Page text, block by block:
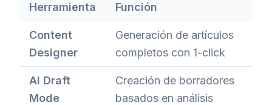
Herramienta Función
Content
Designer
Generación de artículos
completos con 1-click
AI Draft
Mode
Creación de borradores
basados en análisis